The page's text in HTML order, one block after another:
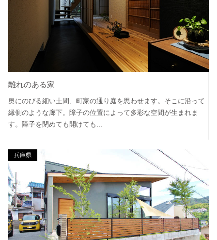
離れのある家
奥にのびる細い土間、町家の通り庭を思わせます。そこに沿って
縁側のような廊下。障子の位置によって多彩な空間が生まれま
す。障子を閉めても開けても...
兵庫県